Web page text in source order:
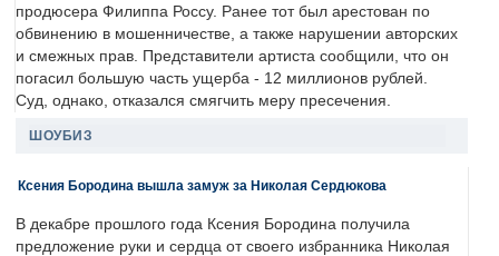
продюсера Филиппа Россу. Ранее тот был арестован по
обвинению в мошенничестве, а также нарушении авторских
и смежных прав. Представители артиста сообщили, что он
погасил большую часть ущерба - 12 миллионов рублей.
Суд, однако, отказался смягчить меру пресечения.
ШОУБИЗ
Ксения Бородина вышла замуж за Николая Сердюкова
В декабре прошлого года Ксения Бородина получила
предложение руки и сердца от своего избранника Николая